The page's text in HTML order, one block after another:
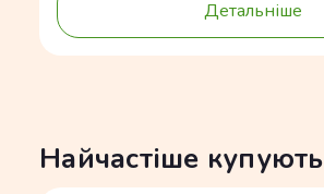
Детальніше
Найчастіше купують